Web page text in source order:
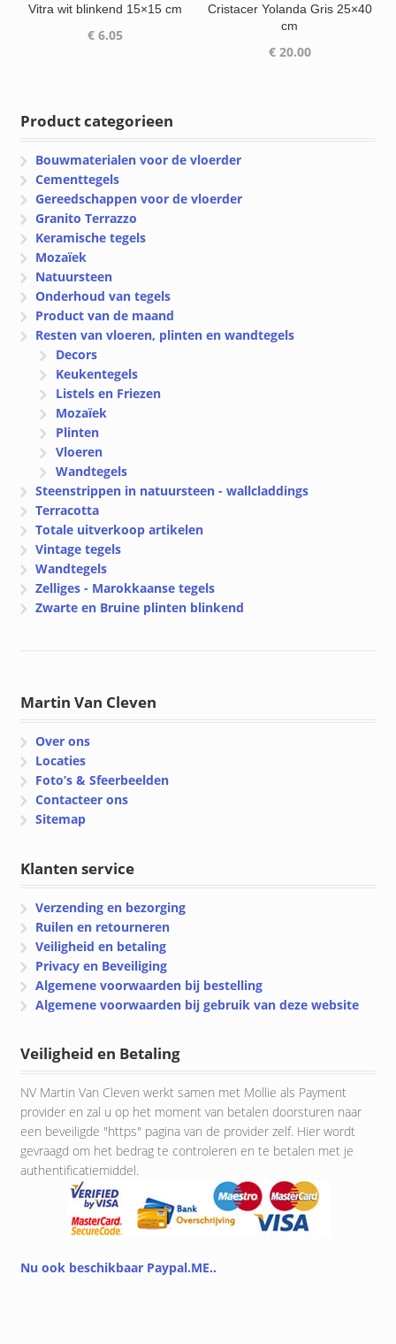
Vitra wit blinkend 15×15 cm
€ 6.05
Cristacer Yolanda Gris 25×40
cm
€20.00
Product categorieen
Bouwmaterialen voor de vloerder
Cementtegels
Gereedschappen voor de vloerder
Granito Terrazzo
Keramische tegels
Mozaïek
Natuursteen
Onderhoud van tegels
Product van de maand
Resten van vloeren, plinten en wandtegels
Decors
Keukentegels
Listels en Friezen
Mozaïek
Plinten
Vloeren
Wandtegels
Steenstrippen in natuursteen - wallcladdings
Terracotta
Totale uitverkoop artikelen
Vintage tegels
Wandtegels
Zelliges - Marokkaanse tegels
Zwarte en Bruine plinten blinkend
Martin Van Cleven
Over ons
Locaties
Foto’s & Sfeerbeelden
Contacteer ons
Sitemap
Klanten service
Verzending en bezorging
Ruilen en retourneren
Veiligheid en betaling
Privacy en Beveiliging
Algemene voorwaarden bij bestelling
Algemene voorwaarden bij gebruik van deze website
Veiligheid en Betaling
NV Martin Van Cleven werkt samen met Mollie als Payment
provider en zal u op het moment van betalen doorsturen naar
een beveiligde "https" pagina van de provider zelf. Hier wordt
gevraagd om het bedrag te controleren en te betalen met je
authentificatiemiddel.
Nu ook beschikbaar Paypal.ME..